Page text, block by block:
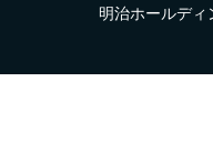
明治ホールディ